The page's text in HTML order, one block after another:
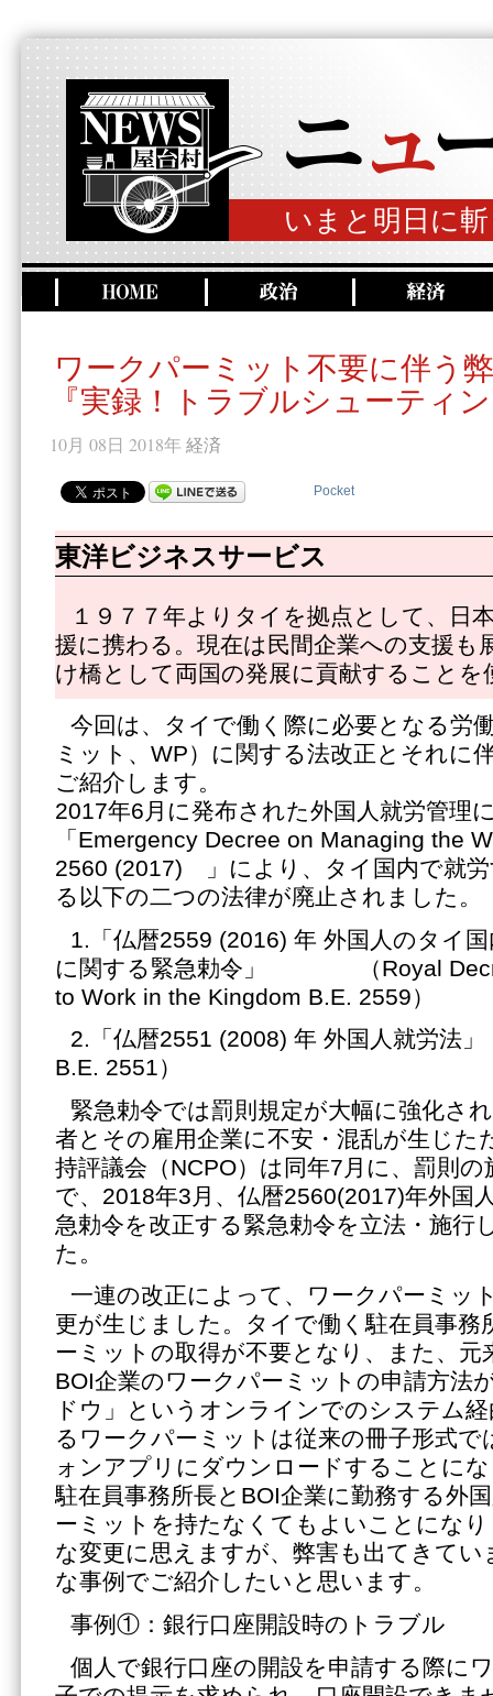
いまと明日に
ワークパーミット不要に伴う
『実録！トラブルシューティ
10月 08日 2018年 経済
Pocket
東洋ビジネスサービス
１９７７年よりタイを拠点として、日
援に携わる。現在は民間企業への支援も
け橋として両国の発展に貢献することを
今回は、タイで働く際に必要となる労
ミット、WP）に関する法改正とそれに
ご紹介します。
2017年6月に発布された外国人就労管
「Emergency Decree on Managing the
2560 (2017) 」により、タイ国内で就
る以下の二つの法律が廃止されました。
1.「仏暦2559 (2016) 年 外国人のタイ
に関する緊急勅令」 （Royal
to Work in the Kingdom B.E. 2559）
2.「仏暦2551 (2008) 年 外国人就労法」
B.E. 2551）
緊急勅令では罰則規定が大幅に強化さ
者とその雇用企業に不安・混乱が生じた
持評議会（NCPO）は同年7月に、罰則
で、2018年3月、仏暦2560(2017)年外国
急勅令を改正する緊急勅令を立法・施行
た。
一連の改正によって、ワークパーミッ
更が生じました。タイで働く駐在員事務
ーミットの取得が不要となり、また、元
BOI企業のワークパーミットの申請方
ドウ」というオンラインでのシステム
るワークパーミットは従来の冊子形式
ォンアプリにダウンロードすることに
駐在員事務所長とBOI企業に勤務する外
ーミットを持たなくてもよいことにな
な変更に思えますが、弊害も出てきてい
な事例でご紹介したいと思います。
事例①：銀行口座開設時のトラブル
個人で銀行口座の開設を申請する際に